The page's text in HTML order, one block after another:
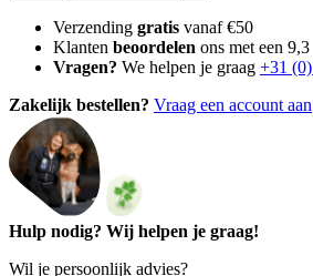
Verzending gratis vanaf €50
Klanten beoordelen ons met een 9,3
Vragen? We helpen je graag +31
Zakelijk bestellen? Vraag een account aan
Hulp nodig? Wij helpen je graag!
Wil je persoonlijk advies?